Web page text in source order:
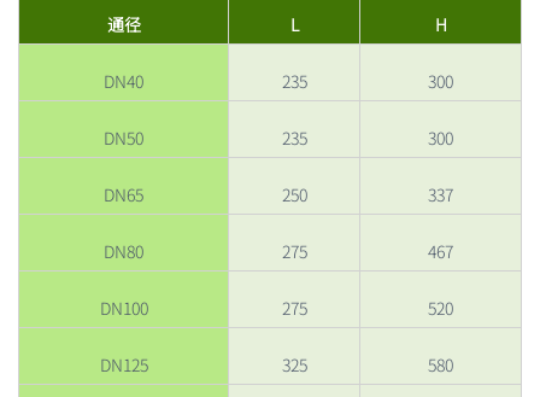
通径 L H
DN40 235 300
DN50 235 300
DN65 250 337
DN80 275 467
DN100 275 520
DN125 325 580